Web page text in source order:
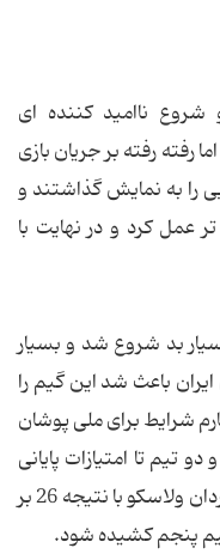
ناامید کننده ای
اما رفته رفته بر جریان بازی
را به نمایش گذاشتند و
تر عمل کرد و در نهایت با
بد شروع شد و بسیار
باعث شد این گیم را
گیم چهارم شرایط برای ملی پوشان
تیم تا امتیازات پایانی
رقابت نزدیکی داشتند که در نهایت شاگردان ولاسکو با نتیجه 26 بر